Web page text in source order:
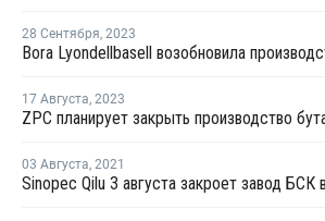
28 Сентября, 2023
17 Августа, 2023
03 Августа, 2021